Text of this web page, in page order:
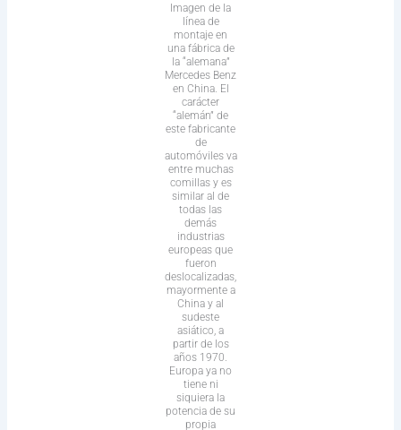
Imagen de la
línea de
montaje en
una fábrica de
la “alemana”
Mercedes Benz
en China. El
carácter
“alemán” de
este fabricante
de
automóviles va
entre muchas
comillas y es
similar al de
todas las
demás
industrias
europeas que
fueron
deslocalizadas,
mayormente a
China y al
sudeste
asiático, a
partir de los
años 1970.
Europa ya no
tiene ni
siquiera la
potencia de su
propia